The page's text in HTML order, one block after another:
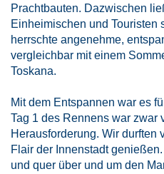
Prachtbauten. Dazwischen
Einheimischen und Touristen
herrschte angenehme,
vergleichbar mit einem
Toskana.
Mit dem Entspannen war es
Tag 1 des Rennens war zwar
Herausforderung. Wir durften
Flair der Innenstadt
und quer über und um den